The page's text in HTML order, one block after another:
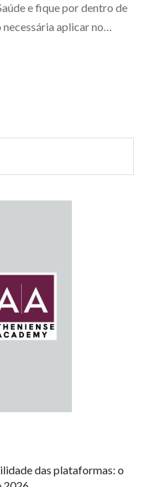
e fique por dentro de
necessária aplicar no…
das plataformas: o